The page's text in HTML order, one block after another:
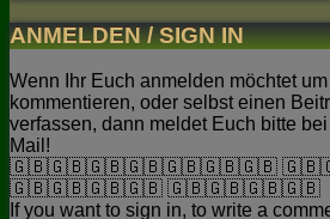
ANMELDEN / SIGN IN
Wenn Ihr Euch anmelden möchtet um
kommentieren, oder selbst einen
verfassen, dann meldet Euch bitte
Mail!
🇬🇧🇬🇧🇬🇧🇬🇧🇬🇧🇬🇧🇬🇧
🇬🇧🇬🇧🇬🇧🇬🇧 🇬🇧🇬🇧🇬🇧🇬🇧
If you want to sign in, to write a